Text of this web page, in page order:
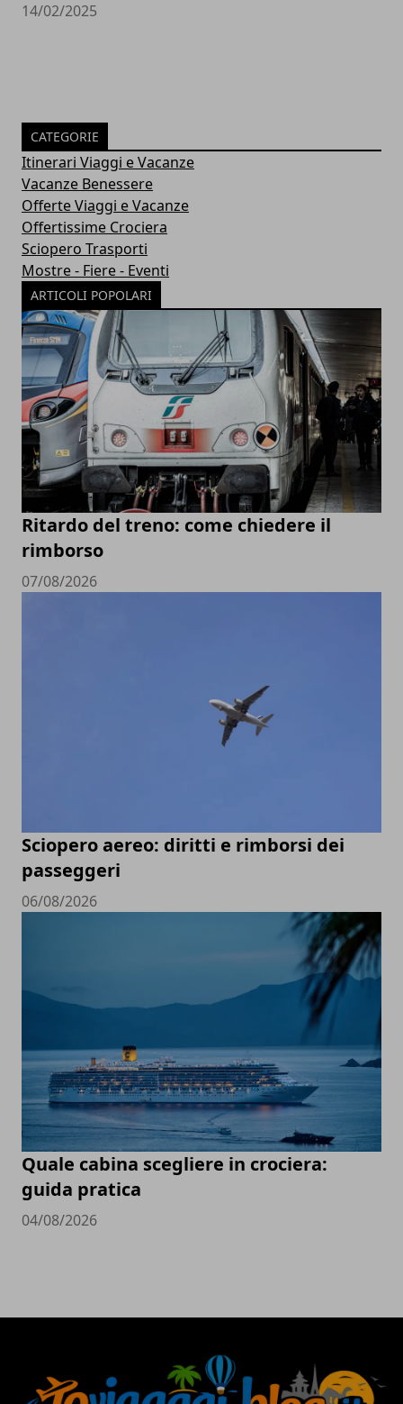
14/02/2025
CATEGORIE
Itinerari Viaggi e Vacanze
Vacanze Benessere
Offerte Viaggi e Vacanze
Offertissime Crociera
Sciopero Trasporti
Mostre - Fiere - Eventi
ARTICOLI POPOLARI
Ritardo del treno: come chiedere il
rimborso
07/08/2026
Sciopero aereo: diritti e rimborsi dei
passeggeri
06/08/2026
Quale cabina scegliere in crociera:
guida pratica
04/08/2026